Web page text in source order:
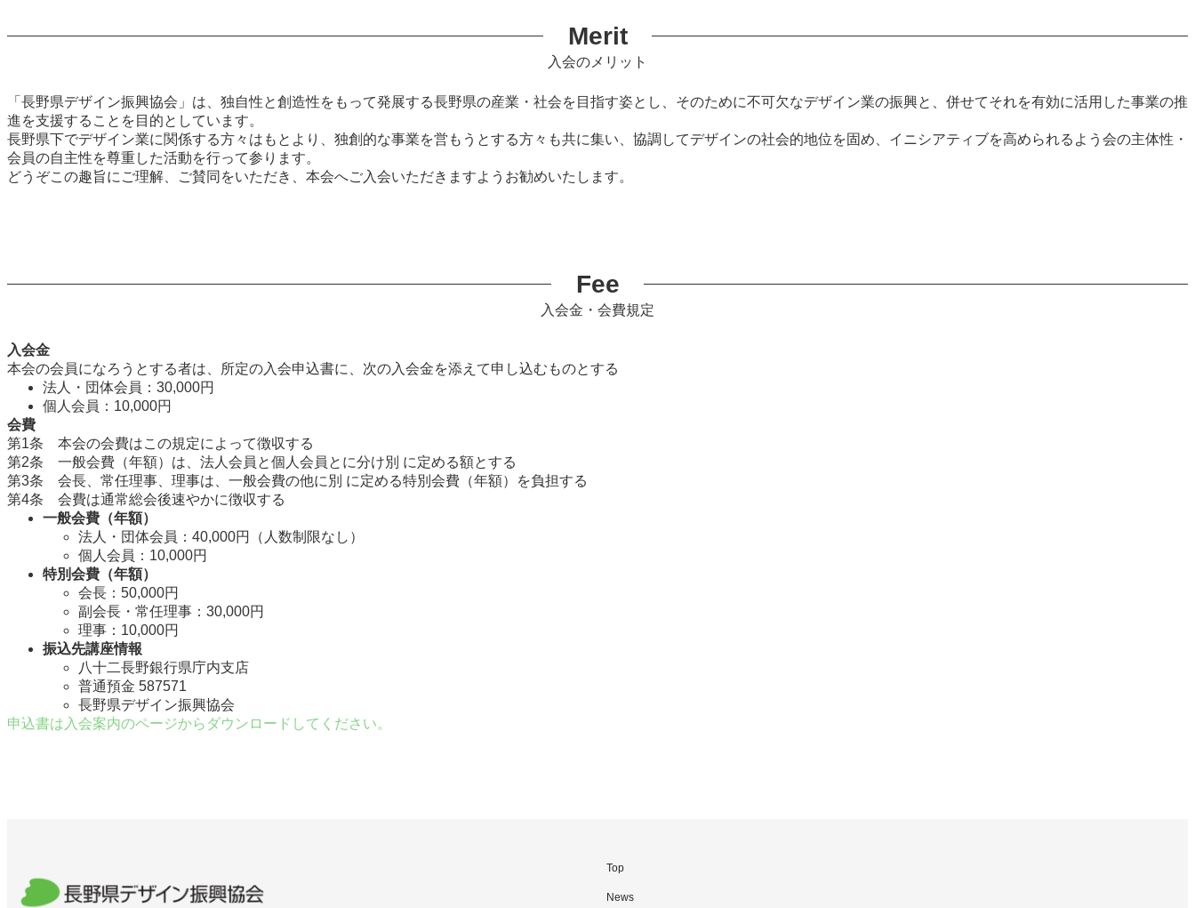
Merit
入会のメリット
「長野県デザイン振興協会」は、独自性と創造性をもって発展する長野県の産業・社会を目指す姿とし、そのために不可欠なデザイン業の振興と、併せてそれを有効に活用した事業の推
進を支援することを目的としています。
長野県下でデザイン業に関係する方々はもとより、独創的な事業を営もうとする方々も共に集い、協調してデザインの社会的地位を固め、イニシアティブを高められるよう会の主体性・
会員の自主性を尊重した活動を行って参ります。
どうぞこの趣旨にご理解、ご賛同をいただき、本会へご入会いただきますようお勧めいたします。
Fee
入会金・会費規定
入会金
本会の会員になろうとする者は、所定の入会申込書に、次の入会金を添えて申し込むものとする
法人・団体会員：30,000円
個人会員：10,000円
会費
第1条 本会の会費はこの規定によって徴収する
第2条 一般会費（年額）は、法人会員と個人会員とに分け別 に定める額とする
第3条 会長、常任理事、理事は、一般会費の他に別 に定める特別会費（年額）を負担する
第4条 会費は通常総会後速やかに徴収する
一般会費（年額）
法人・団体会員：40,000円（人数制限なし）
個人会員：10,000円
特別会費（年額）
会長：50,000円
副会長・常任理事：30,000円
理事：10,000円
振込先講座情報
八十二長野銀行県庁内支店
普通預金 587571
長野県デザイン振興協会
申込書は入会案内のページからダウンロードしてください。
Top
News